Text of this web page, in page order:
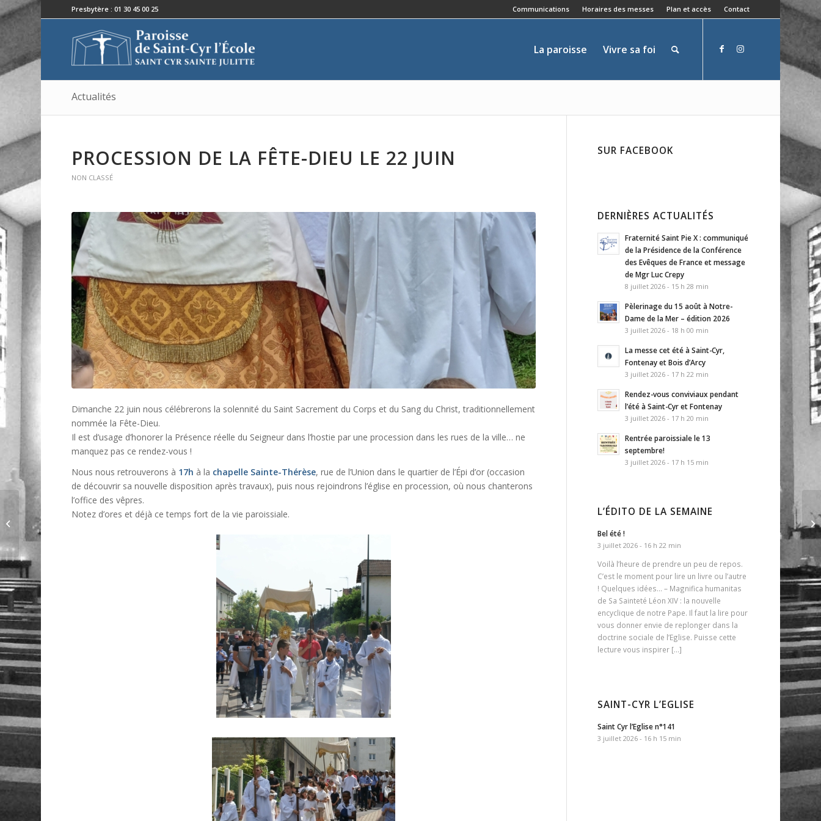
Communications Horaires des messes Plan et accès Contact
Presbytère : 01 30 45 00 25
La paroisse Vivre sa foi
Actualités
PROCESSION DE LA FÊTE-DIEU LE 22 JUIN
NON CLASSÉ
Dimanche 22 juin nous célébrerons la solennité du Saint Sacrement du Corps et du Sang du Christ, traditionnellement
nommée la Fête-Dieu.
Il est d’usage d’honorer la Présence réelle du Seigneur dans l’hostie par une procession dans les rues de la ville… ne
manquez pas ce rendez-vous !
Nous nous retrouverons à 17h à la chapelle Sainte-Thérèse, rue de l’Union dans le quartier de l’Épi d’or (occasion
de découvrir sa nouvelle disposition après travaux), puis nous rejoindrons l’église en procession, où nous chanterons
l’office des vêpres.
Notez d’ores et déjà ce temps fort de la vie paroissiale.
SUR FACEBOOK
DERNIÈRES ACTUALITÉS
Fraternité Saint Pie X : communiqué
de la Présidence de la Conférence
des Evêques de France et message
de Mgr Luc Crepy
8 juillet 2026 - 15 h 28 min
Pèlerinage du 15 août à Notre-
Dame de la Mer – édition 2026
3 juillet 2026 - 18 h 00 min
La messe cet été à Saint-Cyr,
Fontenay et Bois d’Arcy
3 juillet 2026 - 17 h 22 min
Rendez-vous conviviaux pendant
l’été à Saint-Cyr et Fontenay
3 juillet 2026 - 17 h 20 min
Rentrée paroissiale le 13
septembre!
3 juillet 2026 - 17 h 15 min
L’ÉDITO DE LA SEMAINE
Bel été !
3 juillet 2026 - 16 h 22 min
Voilà l’heure de prendre un peu de repos.
C’est le moment pour lire un livre ou l’autre
! Quelques idées… – Magnifica humanitas
de Sa Sainteté Léon XIV : la nouvelle
encyclique de notre Pape. Il faut la lire pour
vous donner envie de replonger dans la
doctrine sociale de l’Eglise. Puisse cette
lecture vous inspirer […]
SAINT-CYR L’EGLISE
Saint Cyr l’Eglise n°141
3 juillet 2026 - 16 h 15 min
Sitio: 2 rendez-vous à noter, à
partir de demain!